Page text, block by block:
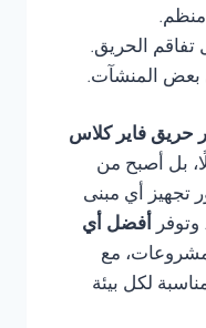
منظم.
الحريق.
بعض المنشآت.
حريق فاير كلاس
بل أصبح من
تجهيز أي مبنى
أفضل أي
مع
لكل بيئة